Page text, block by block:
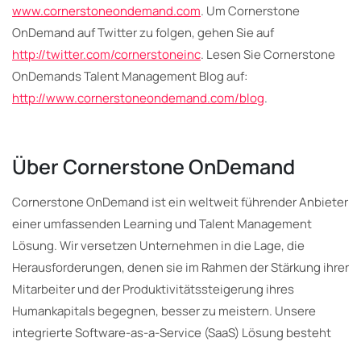
www.cornerstoneondemand.com. Um Cornerstone
OnDemand auf Twitter zu folgen, gehen Sie auf
http://twitter.com/cornerstoneinc. Lesen Sie Cornerstone
OnDemands Talent Management Blog auf:
http://www.cornerstoneondemand.com/blog.
Über Cornerstone OnDemand
Cornerstone OnDemand ist ein weltweit führender Anbieter
einer umfassenden Learning und Talent Management
Lösung. Wir versetzen Unternehmen in die Lage, die
Herausforderungen, denen sie im Rahmen der Stärkung ihrer
Mitarbeiter und der Produktivitätssteigerung ihres
Humankapitals begegnen, besser zu meistern. Unsere
integrierte Software-as-a-Service (SaaS) Lösung besteht